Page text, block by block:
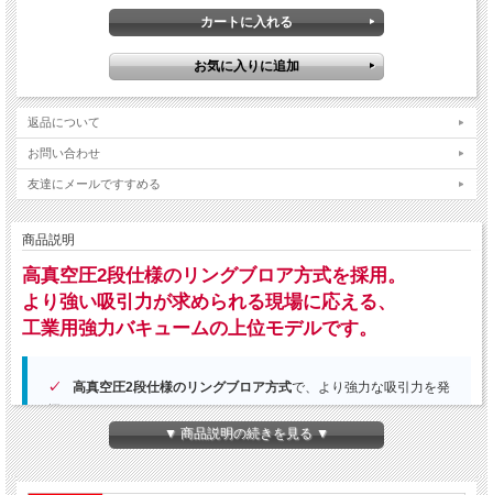
返品について
お問い合わせ
友達にメールですすめる
商品説明
高真空圧2段仕様のリングブロア方式を採用。
より強い吸引力が求められる現場に応える、
工業用強力バキュームの上位モデルです。
高真空圧2段仕様のリングブロア方式で、より強力な吸引力を発
揮
最大真空圧44.1kPa、風量7.0/8.0m³/minの高性能仕様
1.95m²の大面積星形フィルターと60Lタンクで、重負荷の連続
▼ 商品説明の続きを見る ▼